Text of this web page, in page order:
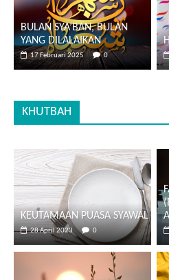
BULAN SYA’BAN, BULAN
YANG DILALAIKAN
17 Februari 2025 0
KHUTBAH
KEUTAMAAN PUASA SYAWAL
28 April 2023 0